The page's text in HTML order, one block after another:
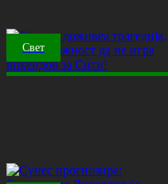
Свет